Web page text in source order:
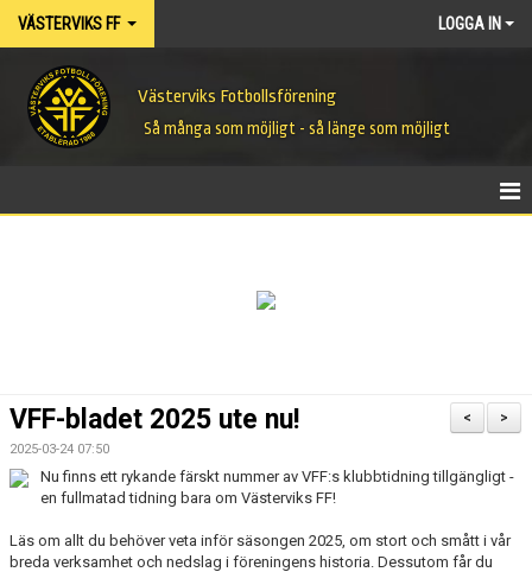
VÄSTERVIKS FF LOGGA IN
Västerviks Fotbollsförening
Så många som möjligt - så länge som möjligt
KONTAKT
KALENDER
DOKUMENT
>
<
VFF-bladet 2025 ute nu!
2025-03-24 07:50
Nu finns ett rykande färskt nummer av VFF:s klubbtidning tillgängligt -
en fullmatad tidning bara om Västerviks FF!
Läs om allt du behöver veta inför säsongen 2025, om stort och smått i vår
breda verksamhet och nedslag i föreningens historia. Dessutom får du